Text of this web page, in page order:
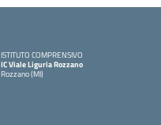
ISTITUTO COMPRENSIVO
IC Viale Liguria Rozzano
Rozzano (MI)